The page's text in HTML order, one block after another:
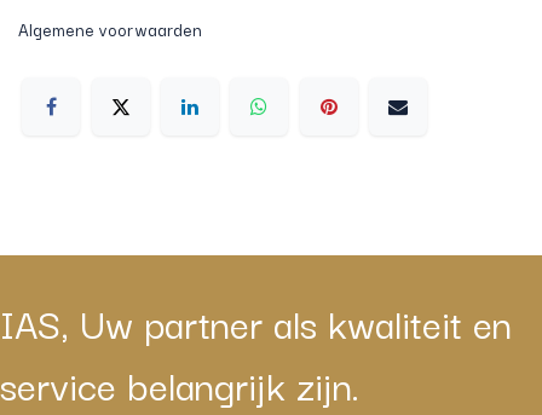
Algemene voorwaarden
IAS, Uw partner als kwaliteit en
service belangrijk zijn.